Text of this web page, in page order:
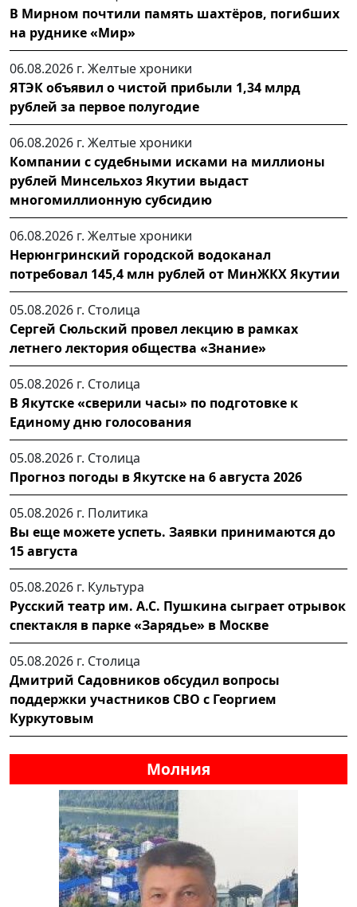
В Мирном почтили память шахтёров, погибших
на руднике «Мир»
06.08.2026 г. Желтые хроники
ЯТЭК объявил о чистой прибыли 1,34 млрд
рублей за первое полугодие
06.08.2026 г. Желтые хроники
Компании с судебными исками на миллионы
рублей Минсельхоз Якутии выдаст
многомиллионную субсидию
06.08.2026 г. Желтые хроники
Нерюнгринский городской водоканал
потребовал 145,4 млн рублей от МинЖКХ Якутии
05.08.2026 г. Столица
Сергей Сюльский провел лекцию в рамках
летнего лектория общества «Знание»
05.08.2026 г. Столица
В Якутске «сверили часы» по подготовке к
Единому дню голосования
05.08.2026 г. Столица
Прогноз погоды в Якутске на 6 августа 2026
05.08.2026 г. Политика
Вы еще можете успеть. Заявки принимаются до
15 августа
05.08.2026 г. Культура
Русский театр им. А.С. Пушкина сыграет отрывок
спектакля в парке «Зарядье» в Москве
05.08.2026 г. Столица
Дмитрий Садовников обсудил вопросы
поддержки участников СВО с Георгием
Куркутовым
Молния